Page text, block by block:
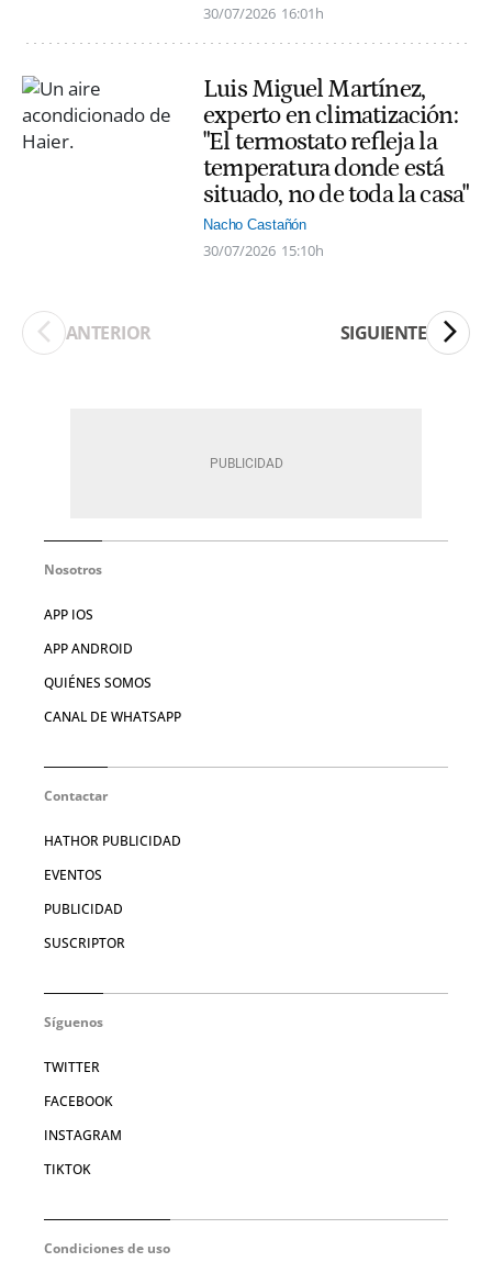
30/07/2026 16:01h
Luis Miguel Martínez,
experto en climatización:
"El termostato refleja la
temperatura donde está
situado, no de toda la casa"
Nacho Castañón
30/07/2026 15:10h
ANTERIOR SIGUIENTE
Nosotros
APP IOS
APP ANDROID
QUIÉNES SOMOS
CANAL DE WHATSAPP
Contactar
HATHOR PUBLICIDAD
EVENTOS
PUBLICIDAD
SUSCRIPTOR
Síguenos
TWITTER
FACEBOOK
INSTAGRAM
TIKTOK
Condiciones de uso